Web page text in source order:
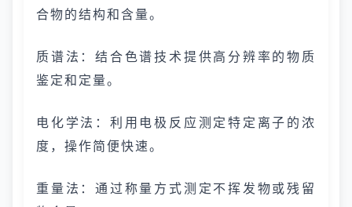
合物的结构和含量。
质谱法：结合色谱技术提供高分辨率的物质
鉴定和定量。
电化学法：利用电极反应测定特定离子的浓
度，操作简便快速。
重量法：通过称量方式测定不挥发物或残留